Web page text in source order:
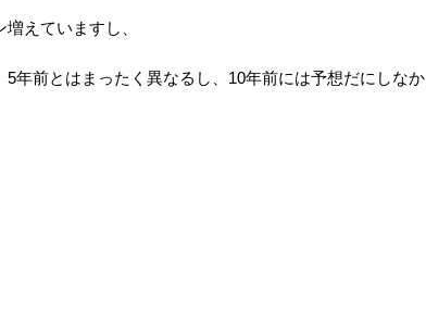
えていますし、
年前とはまったく異なるし、10年前には予想だにしなか